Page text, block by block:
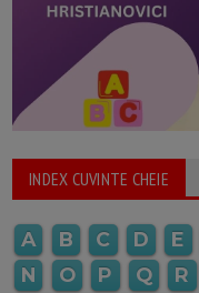
INDEX CUVINTE CHEIE
A B C D E
N
O P Q R